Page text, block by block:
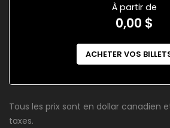
À partir de
0,00 $
ACHETER VOS
Tous les prix sont en dollar canadien
taxes.